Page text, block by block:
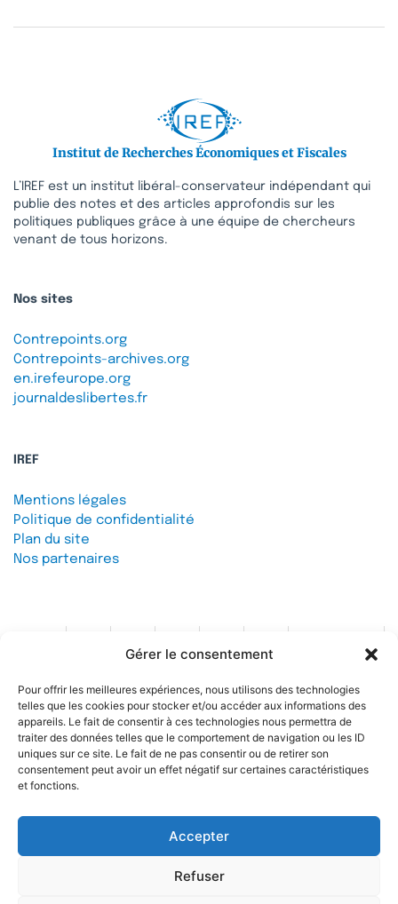
Gérer le consentement
Pour offrir les meilleures expériences, nous utilisons des technologies
telles que les cookies pour stocker et/ou accéder aux informations des
appareils. Le fait de consentir à ces technologies nous permettra de
traiter des données telles que le comportement de navigation ou les ID
uniques sur ce site. Le fait de ne pas consentir ou de retirer son
consentement peut avoir un effet négatif sur certaines caractéristiques
et fonctions.
Accepter
Refuser
Institut de Recherches Économiques et Fiscales
L’IREF est un institut libéral-conservateur indépendant qui
publie des notes et des articles approfondis sur les
politiques publiques grâce à une équipe de chercheurs
venant de tous horizons.
Nos sites
Contrepoints.org
Contrepoints-archives.org
en.irefeurope.org
journaldeslibertes.fr
IREF
Mentions légales
Politique de confidentialité
Plan du site
Nos partenaires
Soutenez l'IREF
une réalisation SCENE 64